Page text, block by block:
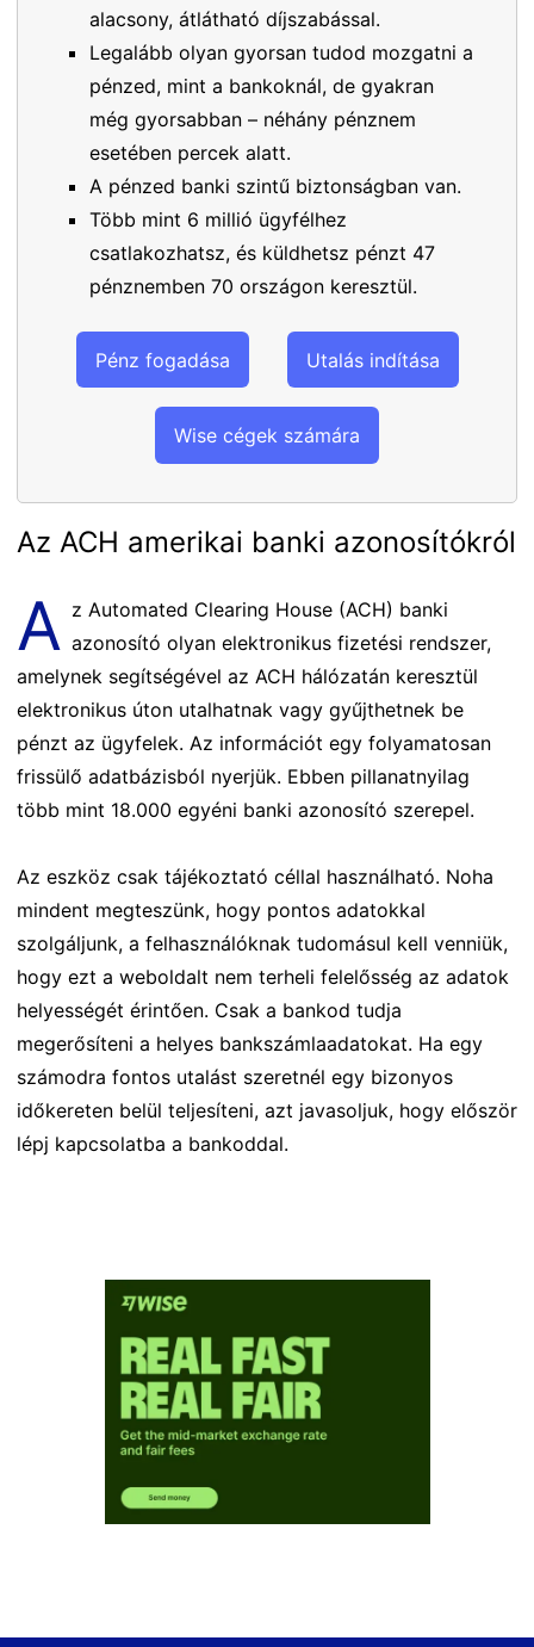
alacsony, átlátható díjszabással.
Legalább olyan gyorsan tudod mozgatni a
pénzed, mint a bankoknál, de gyakran
még gyorsabban – néhány pénznem
esetében percek alatt.
A pénzed banki szintű biztonságban van.
Több mint 6 millió ügyfélhez
csatlakozhatsz, és küldhetsz pénzt 47
pénznemben 70 országon keresztül.
Pénz fogadása Utalás indítása
Wise cégek számára
Az ACH amerikai banki azonosítókról
A z Automated Clearing House (ACH) banki
azonosító olyan elektronikus fizetési rendszer,
amelynek segítségével az ACH hálózatán keresztül
elektronikus úton utalhatnak vagy gyűjthetnek be
pénzt az ügyfelek. Az információt egy folyamatosan
frissülő adatbázisból nyerjük. Ebben pillanatnyilag
több mint 18.000 egyéni banki azonosító szerepel.
Az eszköz csak tájékoztató céllal használható. Noha
mindent megteszünk, hogy pontos adatokkal
szolgáljunk, a felhasználóknak tudomásul kell venniük,
hogy ezt a weboldalt nem terheli felelősség az adatok
helyességét érintően. Csak a bankod tudja
megerősíteni a helyes bankszámlaadatokat. Ha egy
számodra fontos utalást szeretnél egy bizonyos
időkereten belül teljesíteni, azt javasoljuk, hogy először
lépj kapcsolatba a bankoddal.